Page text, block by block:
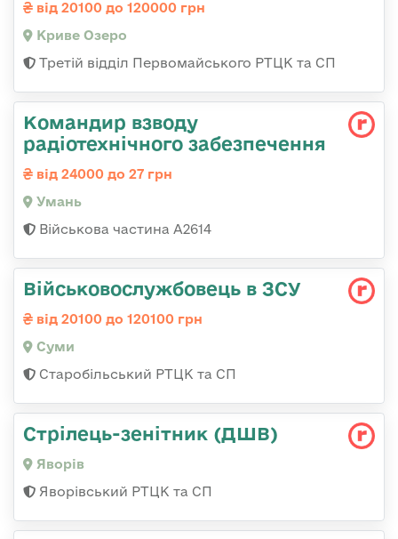
від 20100 до 120000 грн
Криве Озеро
Третій відділ Первомайського РТЦК та СП
Командир взводу
радіотехнічного забезпечення
від 24000 до 27 грн
Умань
Військова частина А2614
Військовослужбовець в ЗСУ
від 20100 до 120100 грн
Суми
Старобільський РТЦК та СП
Стрілець-зенітник (ДШВ)
Яворів
Яворівський РТЦК та СП